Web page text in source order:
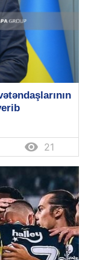
 21